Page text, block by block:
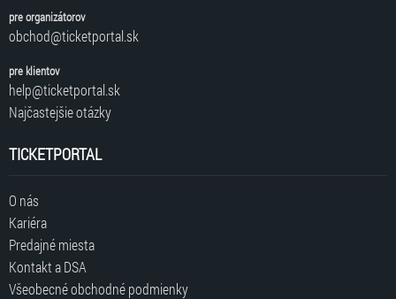
pre organizátorov
obchod@ticketportal.sk
pre klientov
help@ticketportal.sk
Najčastejšie otázky
TICKETPORTAL
O nás
Kariéra
Predajné miesta
Kontakt a DSA
Všeobecné obchodné podmienky